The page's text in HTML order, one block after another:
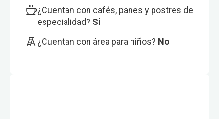
¿Cuentan con cafés, panes y postres de
especialidad? Si
¿Cuentan con área para niños? No